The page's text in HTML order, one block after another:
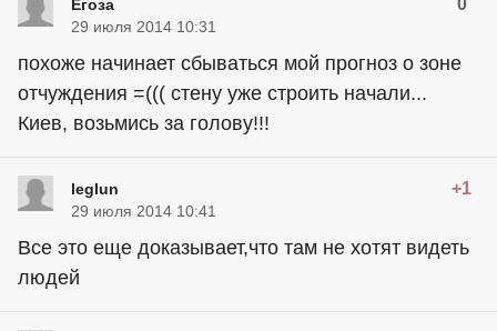
Eгоза
29 июля 2014 10:31
похоже начинает сбываться мой прогноз о зоне
отчуждения =((( стену уже строить начали...
Киев, возьмись за голову!!!
leglun +1
29 июля 2014 10:41
Все это еще доказывает,что там не хотят видеть
людей